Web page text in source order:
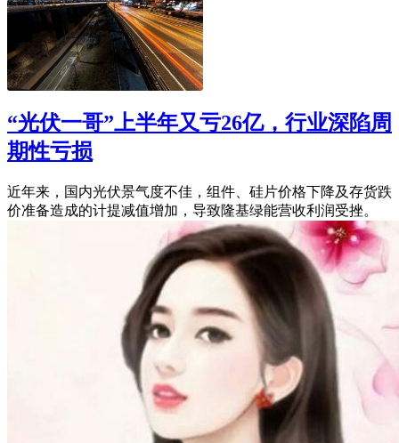
“光伏一哥”上半年又亏26亿，行业深陷周
期性亏损
近年来，国内光伏景气度不佳，组件、硅片价格下降及存货跌
价准备造成的计提减值增加，导致隆基绿能营收利润受挫。